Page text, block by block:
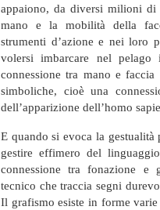
appaiono, da diversi milioni
mano e la mobilità della
strumenti d’azione e nei
volersi imbarcare nel
connessione tra mano e
simboliche, cioè una
dell’apparizione dell’homo
E quando si evoca la
gestire effimero del
connessione tra fonazione e
tecnico che traccia segni
Il grafismo esiste in forme